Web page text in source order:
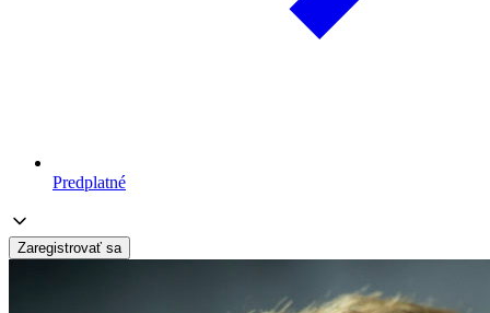
Predplatné
Zaregistrovať sa